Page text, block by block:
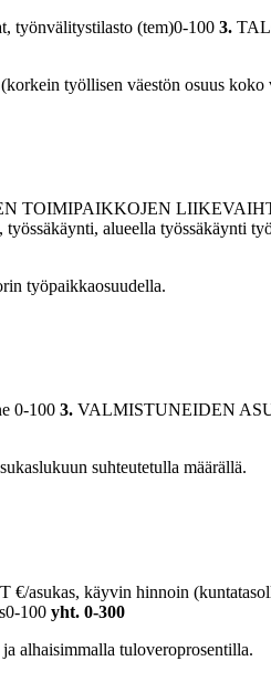
työnvälitystilasto (tem)0-100 3.
työllisen väestön osuus koko
TOIMIPAIKKOJEN
alueella työssäkäynti
työpaikkaosuudella.
0-100 3. VALMISTUNEIDEN
suhteutetulla määrällä.
€/asukas, käyvin hinnoin
100 yht. 0-300
alhaisimmalla tuloveroprosentilla.